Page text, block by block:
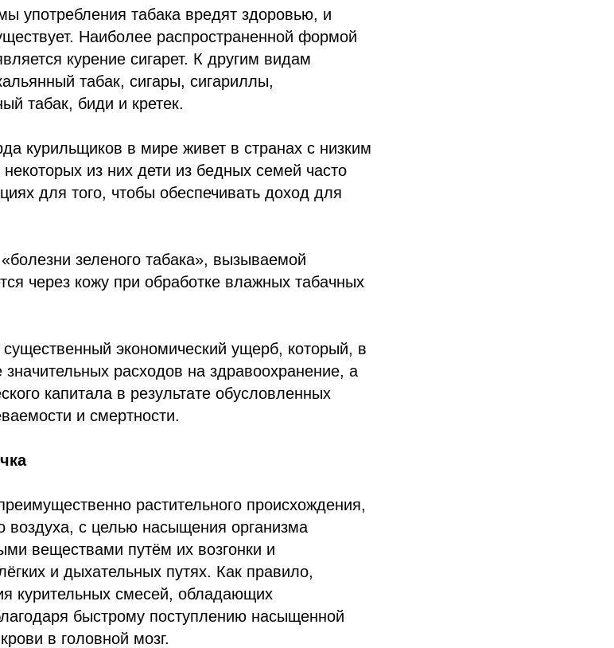
употребления табака вредят здоровью, и
Наиболее распространенной формой
курение сигарет. К другим видам
табак, сигары, сигариллы,
табак, биди и кретек.
курильщиков в мире живет в странах с низким
из них дети из бедных семей часто
для того, чтобы обеспечивать доход для
зеленого табака», вызываемой
через кожу при обработке влажных табачных
экономический ущерб, который, в
расходов на здравоохранение, а
капитала в результате обусловленных
и смертности.
растительного происхождения,
воздуха, с целью насыщения организма
веществами путём их возгонки и
и дыхательных путях. Как правило,
курительных смесей, обладающих
быстрому поступлению насыщенной
в головной мозг.